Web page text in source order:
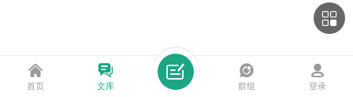
首页 文库 群组 登录